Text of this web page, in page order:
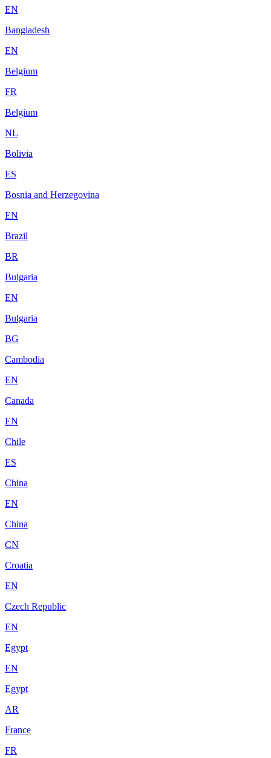
EN
Bangladesh
EN
Belgium
FR
Belgium
NL
Bolivia
ES
Bosnia and Herzegovina
EN
Brazil
BR
Bulgaria
EN
Bulgaria
BG
Cambodia
EN
Canada
EN
Chile
ES
China
EN
China
CN
Croatia
EN
Czech Republic
EN
Egypt
EN
Egypt
AR
France
FR